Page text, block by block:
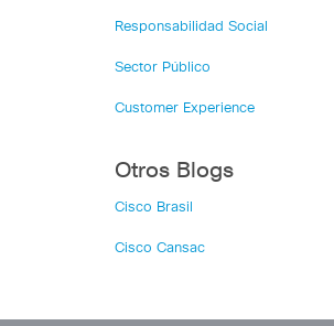
Responsabilidad Social
Sector Público
Customer Experience
Otros Blogs
Cisco Brasil
Cisco Cansac